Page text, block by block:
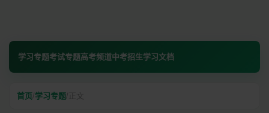
学习专题考试专题高考频道中考招生学习文档
首页/学习专题/ 正文